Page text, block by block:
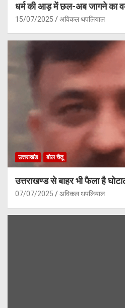
धर्म की आड़ में छल-अब जागने का
15/07/2025 अविकल थपलियाल
उत्तराखंड बोल चैतू
उत्तराखण्ड से बाहर भी फैला है
07/07/2025 अविकल थपलियाल